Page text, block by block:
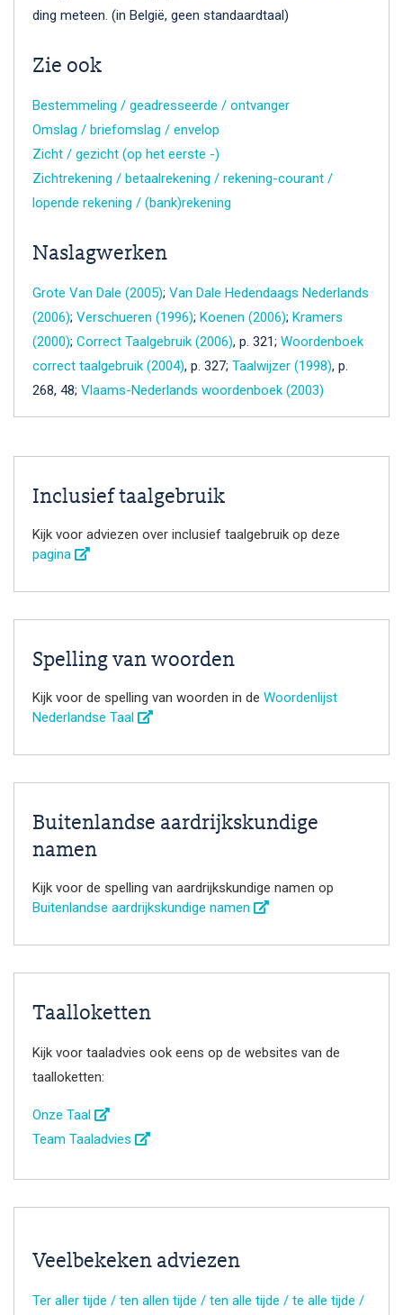
ding meteen. (in België, geen standaardtaal)
Zie ook
Bestemmeling / geadresseerde / ontvanger
Omslag / briefomslag / envelop
Zicht / gezicht (op het eerste -)
Zichtrekening / betaalrekening / rekening-courant /
lopende rekening / (bank)rekening
Naslagwerken
Grote Van Dale (2005); Van Dale Hedendaags Nederlands
(2006); Verschueren (1996); Koenen (2006); Kramers
(2000); Correct Taalgebruik (2006), p. 321; Woordenboek
correct taalgebruik (2004), p. 327; Taalwijzer (1998), p.
268, 48; Vlaams-Nederlands woordenboek (2003)
Inclusief taalgebruik
Kijk voor adviezen over inclusief taalgebruik op deze
pagina
Spelling van woorden
Kijk voor de spelling van woorden in de Woordenlijst
Nederlandse Taal
Buitenlandse aardrijkskundige
namen
Kijk voor de spelling van aardrijkskundige namen op
Buitenlandse aardrijkskundige namen
Taalloketten
Kijk voor taaladvies ook eens op de websites van de
taalloketten:
Onze Taal
Team Taaladvies
Veelbekeken adviezen
Ter aller tijde / ten allen tijde / ten alle tijde / te alle tijde /